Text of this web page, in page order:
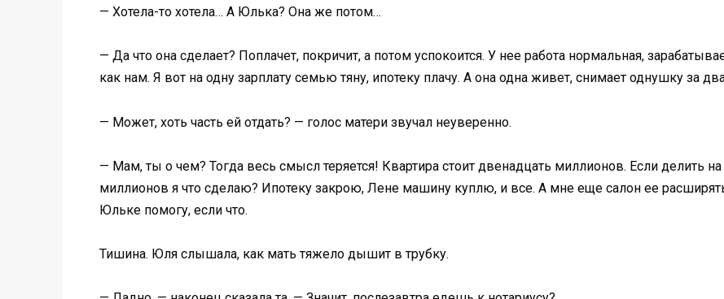
— Хотела-то хотела… А Юлька? Она же потом…
— Да что она сделает? Поплачет, покричит, а потом успокоится. У нее работа нормальная,
как нам. Я вот на одну зарплату семью тяну, ипотеку плачу. А она одна живет, снимает однушку за
— Может, хоть часть ей отдать? — голос матери звучал неуверенно.
— Мам, ты о чем? Тогда весь смысл теряется! Квартира стоит двенадцать миллионов. Если делить
миллионов я что сделаю? Ипотеку закрою, Лене машину куплю, и все. А мне еще салон ее
Юльке помогу, если что.
Тишина. Юля слышала, как мать тяжело дышит в трубку.